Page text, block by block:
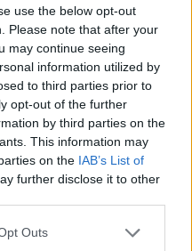
use the below opt-out
Please note that after your
may continue seeing
information utilized by
to third parties prior to
opt-out of the further
by third parties on the
This information may
on the IAB’s List of
further disclose it to other
uses one or more Google
Outs
al budget e alle